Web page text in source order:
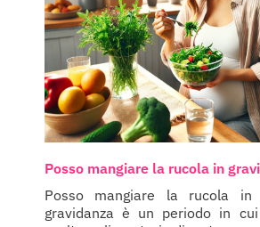
Posso mangiare la rucola in
Posso mangiare la rucola in
gravidanza è un periodo in